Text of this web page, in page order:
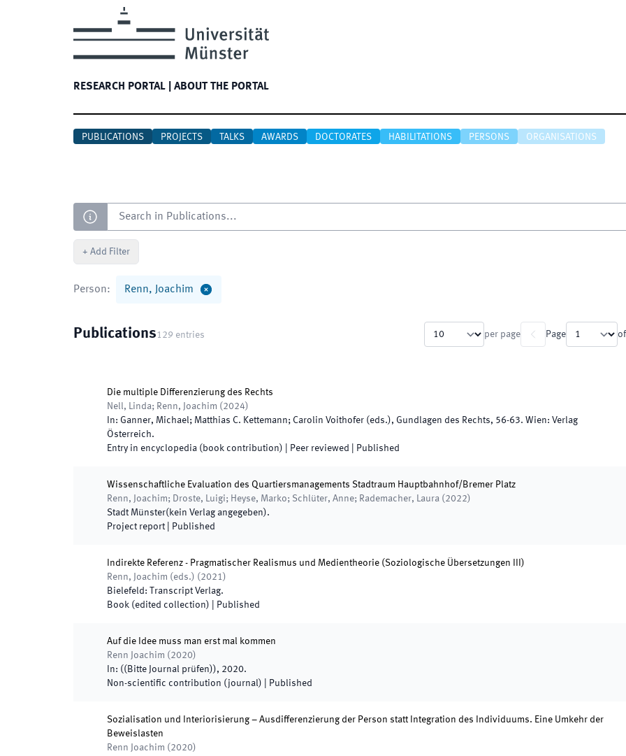
RESEARCH PORTAL ABOUT THE PORTAL
PUBLICATIONS PROJECTS TALKS AWARDS DOCTORATES HABILITATIONS PERSONS ORGANISATIONS
Search
+ Add Filter
Person: Renn, Joachim
Publications129 entries per page Page of
Die multiple Differenzierung des Rechts
Nell, Linda; Renn, Joachim ( 2024)
In: Ganner, Michael; Matthias C. Kettemann; Carolin Voithofer (eds.), Gundlagen des Rechts, 56-63. Wien: Verlag
Österreich.
Entry in encyclopedia (book contribution) | Peer reviewed Published
Wissenschaftliche Evaluation des Quartiersmanagements Stadtraum Hauptbahnhof/Bremer Platz
Renn, Joachim; Droste, Luigi; Heyse, Marko; Schlüter, Anne; Rademacher, Laura ( 2022)
Stadt Münster( kein Verlag angegeben).
Project report
Published
Indirekte Referenz - Pragmatischer Realismus und Medientheorie (Soziologische Übersetzungen III)
Renn, Joachim ( eds.) ( 2021)
Bielefeld: Transcript Verlag.
Book (edited collection)
Published
Auf die Idee muss man erst mal kommen
Renn Joachim ( 2020)
In: ((Bitte Journal prüfen)), 2020.
Non-scientific contribution (journal)
Published
Sozialisation und Interiorisierung – Ausdifferenzierung der Person statt Integration des Individuums. Eine Umkehr der
Beweislasten
Renn Joachim ( 2020)